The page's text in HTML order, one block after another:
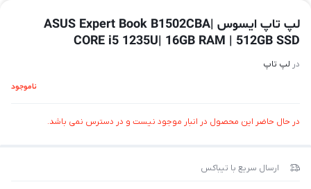
لپ تاپ ایسوس ASUS Expert Book B1502CBA|
CORE i5 1235U| 16GB RAM | 512GB SSD
در لپ تاپ
ناموجود
در حال حاضر این محصول در انبار موجود نیست و در دسترس نمی باشد.
ارسال سریع با تیباکس